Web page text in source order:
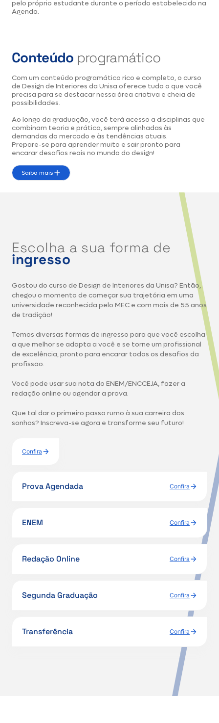
pelo próprio estudante durante o período estabelecido na
Agenda.
Conteúdo programático
Com um conteúdo programático rico e completo, o curso
de Design de Interiores da Unisa oferece tudo o que você
precisa para se destacar nessa área criativa e cheia de
possibilidades.
Ao longo da graduação, você terá acesso a disciplinas que
combinam teoria e prática, sempre alinhadas às
demandas do mercado e às tendências atuais.
Prepare-se para aprender muito e sair pronto para
encarar desafios reais no mundo do design!
Saiba mais
Escolha a sua forma de
ingresso
Gostou do curso de Design de Interiores da Unisa? Então,
chegou o momento de começar sua trajetória em uma
universidade reconhecida pelo MEC e com mais de 55 anos
de tradição!
Temos diversas formas de ingresso para que você escolha
a que melhor se adapta a você e se torne um profissional
de excelência, pronto para encarar todos os desafios da
profissão.
Você pode usar sua nota do ENEM/ENCCEJA, fazer a
redação online ou agendar a prova.
Que tal dar o primeiro passo rumo à sua carreira dos
sonhos? Inscreva-se agora e transforme seu futuro!
Confira
Prova Agendada Confira
ENEM Confira
Redação Online Confira
Segunda Graduação Confira
Transferência Confira